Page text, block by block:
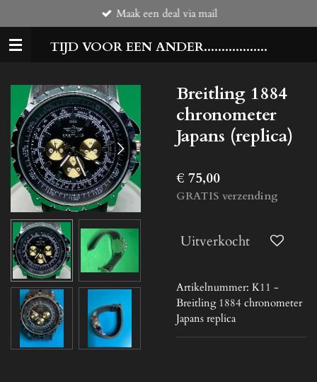
direct
naar
TIJD VOOR EEN ANDER..................
Maak een deal via mail
Breitling 1884
chronometer
Japans (replica)
€ 75,00
GRATIS verzending
Uitverkocht
Artikelnummer: K11 -
Breitling 1884 chronometer
Japans replica